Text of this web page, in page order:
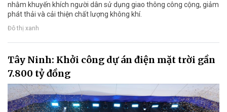
nhằm khuyến khích người dân sử dụng giao thông công cộng, giảm
phát thải và cải thiện chất lượng không khí.
Đô thị xanh
Tây Ninh: Khởi công dự án điện mặt trời gần
7.800 tỷ đồng